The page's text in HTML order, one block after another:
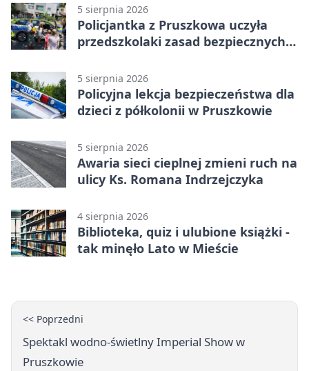
5 sierpnia 2026
Policjantka z Pruszkowa uczyła
przedszkolaki zasad bezpiecznych
5 sierpnia 2026
Policyjna lekcja bezpieczeństwa dla
dzieci z półkolonii w Pruszkowie
5 sierpnia 2026
Awaria sieci cieplnej zmieni ruch na
ulicy Ks. Romana Indrzejczyka
4 sierpnia 2026
Biblioteka, quiz i ulubione książki -
tak minęło Lato w Mieście
<< Poprzedni
Spektakl wodno-świetlny Imperial Show w
Pruszkowie